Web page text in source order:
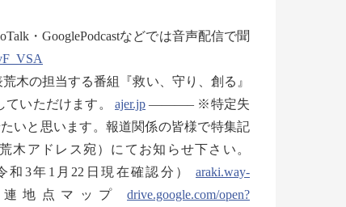
・GooglePodcastなどでは音声配信で聞
の担当する番組『救い、守り、創る』
ていただけます。ajer.jp ———– ※特定失
いと思います。報道関係の皆様で特集記
木アドレス宛）にてお知らせ下さい。
令和3年1月22日現在確認分） araki.way-
地点マップ drive.google.com/open?